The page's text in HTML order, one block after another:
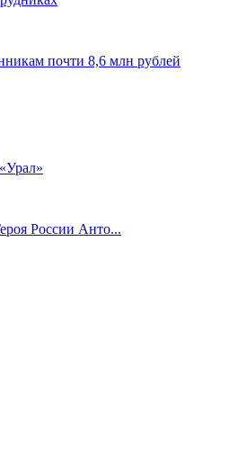
почти 8,6 млн рублей
России Анто...